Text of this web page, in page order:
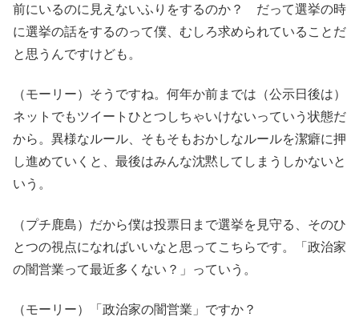
前にいるのに見えないふりをするのか？ だって選挙の時
に選挙の話をするのって僕、むしろ求められていることだ
と思うんですけども。
（モーリー）そうですね。何年か前までは（公示日後は）
ネットでもツイートひとつしちゃいけないっていう状態だ
から。異様なルール、そもそもおかしなルールを潔癖に押
し進めていくと、最後はみんな沈黙してしまうしかないと
いう。
（プチ鹿島）だから僕は投票日まで選挙を見守る、そのひ
とつの視点になればいいなと思ってこちらです。「政治家
の闇営業って最近多くない？」っていう。
（モーリー）「政治家の闇営業」ですか？